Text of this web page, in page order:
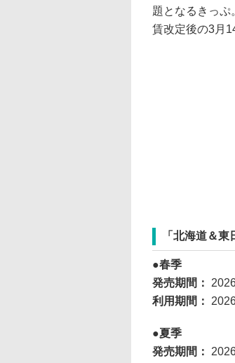
題となるきっ
賃改定後の3月
「北海道＆
春季
発売期間：
利用期間：
夏季
発売期間：